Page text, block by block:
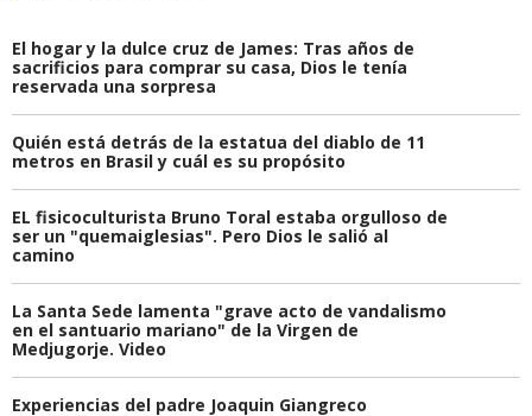
El hogar y la dulce cruz de James: Tras años de
sacrificios para comprar su casa, Dios le tenía
reservada una sorpresa
Quién está detrás de la estatua del diablo de 11
metros en Brasil y cuál es su propósito
EL fisicoculturista Bruno Toral estaba orgulloso de
ser un "quemaiglesias". Pero Dios le salió al
camino
La Santa Sede lamenta "grave acto de vandalismo
en el santuario mariano" de la Virgen de
Medjugorje. Video
Experiencias del padre Joaquin Giangreco